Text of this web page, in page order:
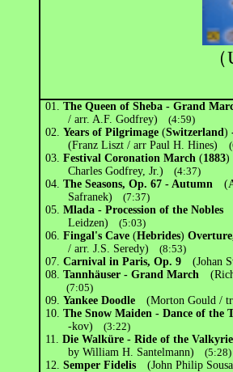
01.The Queen of Sheba - Grand
/ arr. A.F. Godfrey) (4:59)
02.Years of Pilgrimage(Switzerland)
(Franz Liszt / arr Paul H. Hines)
03.Festival Coronation March (1883)
Charles Godfrey, Jr.) (4:37)
04.The Seasons, Op. 67 - Autumn
Safranek) (7:37)
05.Mlada - Procession of the Nobles
Leidzen) (5:03)
06.Fingal's Cave (Hebrides)
/ arr. J.S. Seredy) (8:53)
07.Carnival in Paris, Op. 9 (Johan
08.Tannhäuser - Grand March
(7:05)
09.Yankee Doodle(Morton Gould /
10.The Snow Maiden - Dance of the
-kov) (3:22)
11. Die Walküre - Ride of the
by William H. Santelmann) (5:28)
12.Semper Fidelis (John Philip